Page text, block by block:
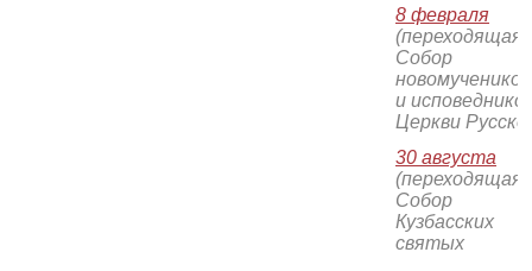
8 февраля
(переходящая)
Собор
новомучеников
и
Церкви
30 августа
(переходящая)
Собор
Кузбасских
святых